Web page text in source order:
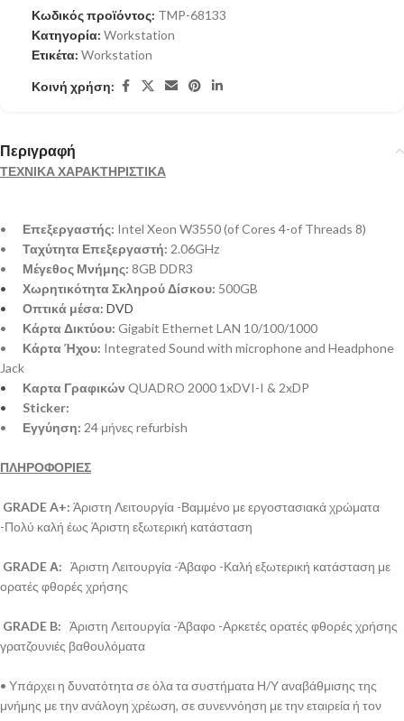
Κωδικός προϊόντος: TMP-68133
Κατηγορία: Workstation
Ετικέτα: Workstation
Κοινή χρήση:
Περιγραφή
ΤΕΧΝΙΚΑ ΧΑΡΑΚΤΗΡΙΣΤΙΚΑ
• Επεξεργαστής: Intel Xeon W3550 (of Cores 4-of Threads 8)
• Ταχύτητα Επεξεργαστή: 2.06GHz
• Μέγεθος Μνήμης: 8GB DDR3
• Χωρητικότητα Σκληρού Δίσκου: 500GB
• Οπτικά μέσα: DVD
• Κάρτα Δικτύου: Gigabit Ethernet LAN 10/100/1000
• Κάρτα Ήχου: Integrated Sound with microphone and Headphone
Jack
• Καρτα Γραφικών QUADRO 2000 1xDVI-I & 2xDP
• Sticker:
• Εγγύηση: 24 μήνες refurbish
ΠΛΗΡΟΦΟΡΙΕΣ
GRADE A+: Άριστη Λειτουργία -Βαμμένο με εργοστασιακά χρώματα
-Πολύ καλή έως Άριστη εξωτερική κατάσταση
GRADE Α: Άριστη Λειτουργία -Άβαφο -Καλή εξωτερική κατάσταση με
ορατές φθορές χρήσης
GRADE B: Άριστη Λειτουργία -Άβαφο -Αρκετές ορατές φθορές χρήσης
γρατζουνιές βαθουλόματα
• Υπάρχει η δυνατότητα σε όλα τα συστήματα Η/Υ αναβάθμισης της
μνήμης με την ανάλογη χρέωση, σε συνεννόηση με την εταιρεία ή τον